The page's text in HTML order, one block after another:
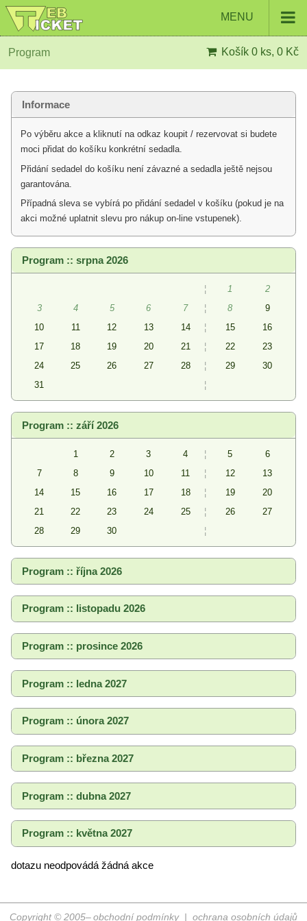
MENU
Program Košík 0 ks, 0 Kč
Informace
Po výběru akce a kliknutí na odkaz koupit / rezervovat si budete
moci přidat do košíku konkrétní sedadla.
Přidání sedadel do košíku není závazné a sedadla ještě nejsou
garantována.
Případná sleva se vybírá po přidání sedadel v košíku (pokud je na
akci možné uplatnit slevu pro nákup on-line vstupenek).
Program :: srpna 2026
¦ 1
2
3
4 5 6 7 ¦ 8
9
10
11 12 13 14 ¦ 15
16
17
18 19 20 21 ¦ 22
23
24
25 26 27 28 ¦ 29
30
31
¦
Program :: září 2026
1 2 3 4 ¦ 5
6
7
8 9 10 11 ¦ 12
13
14
15 16 17 18 ¦ 19
20
21
22 23 24 25 ¦ 26
27
28
29 30 ¦
Program :: října 2026
Program :: listopadu 2026
Program :: prosince 2026
Program :: ledna 2027
Program :: února 2027
Program :: března 2027
Program :: dubna 2027
Program :: května 2027
dotazu neodpovádá žádná akce
obchodní podmínky|ochrana osobních údajů
Copyright © 2005–